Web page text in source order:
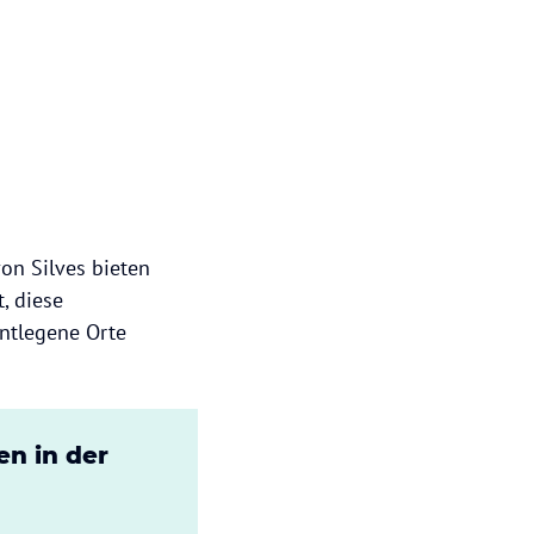
Silves bieten
diese
Orte
in der